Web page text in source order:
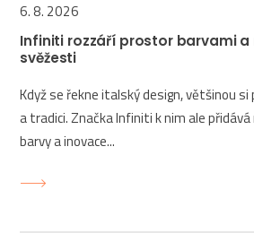
6. 8. 2026
Infiniti rozzáří prostor barvami
svěžesti
Když se řekne italský design, většinou
a tradici. Značka Infiniti k nim ale přidává
barvy a inovace...